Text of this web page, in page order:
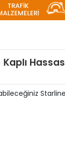
TRAFİK
Hassas